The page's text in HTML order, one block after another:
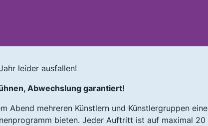
leider ausfallen!
Abwechslung garantiert!
Abend mehreren Künstlern und Künstlergruppen eine
bieten. Jeder Auftritt ist auf maximal 20